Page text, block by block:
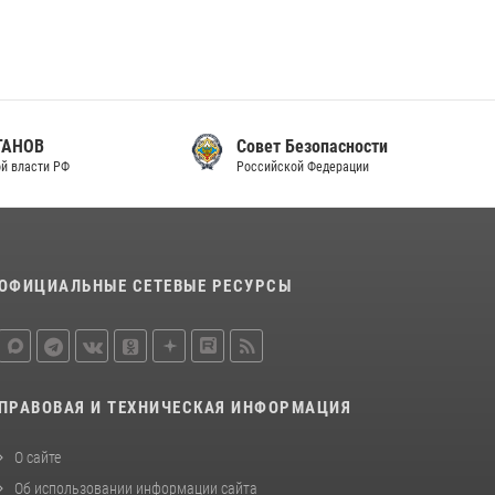
В Челябинске росгвардейцы задержали
скорой помощи (видео)
14 июля 2026, 12:20 1
Совет Безопасности
Российской Федерации
СЕТЕВЫЕ РЕСУРСЫ
ПРАВОВАЯ И ТЕХНИЧЕСКАЯ ИНФОРМАЦИЯ
О сайте
Об использовании информации сайта